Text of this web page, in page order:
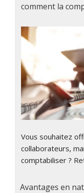
comment la
Vous souhaitez
collaborateurs,
comptabiliser ?
Avantages en